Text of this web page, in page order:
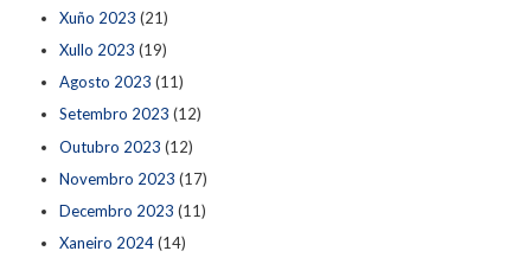
Xuño 2023 (21)
Xullo 2023 (19)
Agosto 2023 (11)
Setembro 2023 (12)
Outubro 2023 (12)
Novembro 2023 (17)
Decembro 2023 (11)
Xaneiro 2024(14)